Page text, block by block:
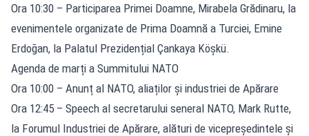
Ora 10:30 – Participarea Primei Doamne, Mirabela Grădinaru, la
evenimentele organizate de Prima Doamnă a Turciei, Emine
Erdoğan, la Palatul Prezidențial Çankaya Köşkü.
Agenda de marți a Summitului NATO
Ora 10:00 – Anunț al NATO, aliaților și industriei de Apărare
Ora 12:45 – Speech al secretarului seneral NATO, Mark Rutte,
la Forumul Industriei de Apărare, alături de vicepreședintele și